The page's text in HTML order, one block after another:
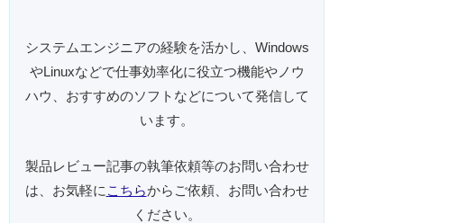
システムエンジニアの経験を活かし、Windows
やLinuxなどで仕事効率化に役立つ機能やノウ
ハウ、おすすめのソフトなどについて発信して
います。
製品レビュー記事の執筆依頼等のお問い合わせ
は、お気軽に こちらからご依頼、お問い合わせ
ください。